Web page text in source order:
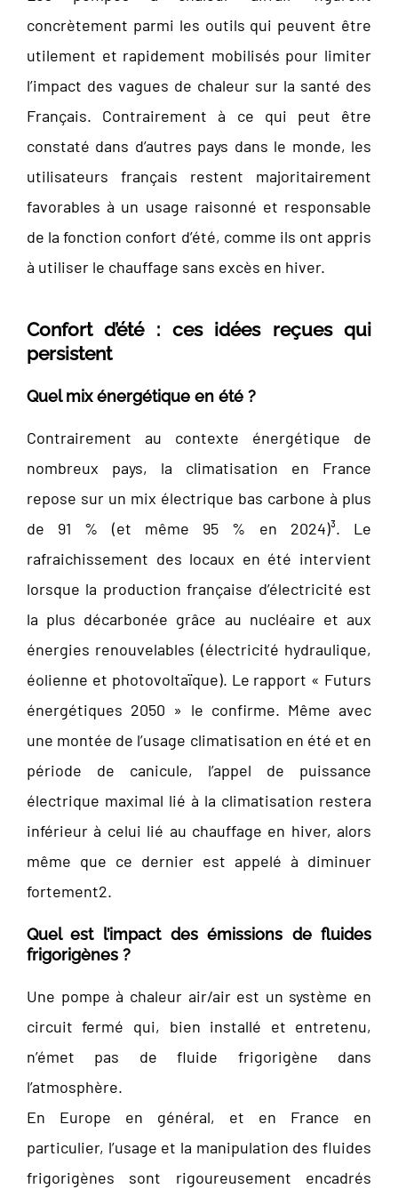
concrètement parmi les outils qui peuvent être
utilement et rapidement mobilisés pour limiter
l’impact des vagues de chaleur sur la santé des
Français. Contrairement à ce qui peut être
constaté dans d’autres pays dans le monde, les
utilisateurs français restent majoritairement
favorables à un usage raisonné et responsable
de la fonction confort d’été, comme ils ont appris
à utiliser le chauffage sans excès en hiver.
Confort d’été : ces idées reçues qui
persistent
Quel mix énergétique en été ?
Contrairement au contexte énergétique de
nombreux pays, la climatisation en France
repose sur un mix électrique bas carbone à plus
de 91 % (et même 95 % en 2024)³. Le
rafraichissement des locaux en été intervient
lorsque la production française d’électricité est
la plus décarbonée grâce au nucléaire et aux
énergies renouvelables (électricité hydraulique,
éolienne et photovoltaïque). Le rapport « Futurs
énergétiques 2050 » le confirme. Même avec
une montée de l’usage climatisation en été et en
période de canicule, l’appel de puissance
électrique maximal lié à la climatisation restera
inférieur à celui lié au chauffage en hiver, alors
même que ce dernier est appelé à diminuer
fortement2.
Quel est l’impact des émissions de fluides
frigorigènes ?
Une pompe à chaleur air/air est un système en
circuit fermé qui, bien installé et entretenu,
n’émet pas de fluide frigorigène dans
l’atmosphère.
En Europe en général, et en France en
particulier, l’usage et la manipulation des fluides
frigorigènes sont rigoureusement encadrés